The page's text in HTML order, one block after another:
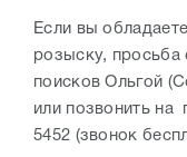
Если вы
розыску, просьба
поисков Ольгой
или позвонить на
5452 (звонок